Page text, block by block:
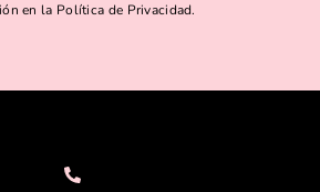
en la Política de Privacidad.